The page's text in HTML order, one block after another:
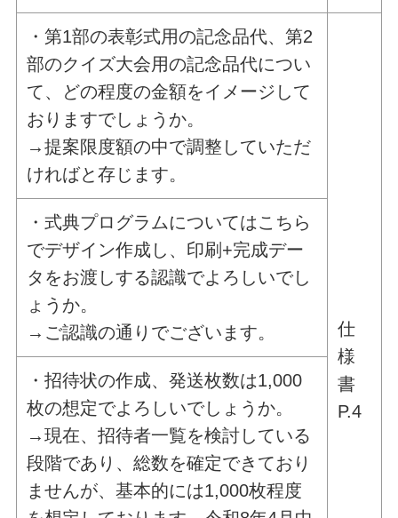
・第1部の表彰式用の記念品代、第2
部のクイズ大会用の記念品代につい
て、どの程度の金額をイメージして
おりますでしょうか。
→提案限度額の中で調整していただ
ければと存じます。
仕
様
書
P.4
・式典プログラムについてはこちら
でデザイン作成し、印刷+完成デー
タをお渡しする認識でよろしいでし
ょうか。
→ご認識の通りでございます。
・招待状の作成、発送枚数は1,000
枚の想定でよろしいでしょうか。
→現在、招待者一覧を検討している
段階であり、総数を確定できており
ませんが、基本的には1,000枚程度